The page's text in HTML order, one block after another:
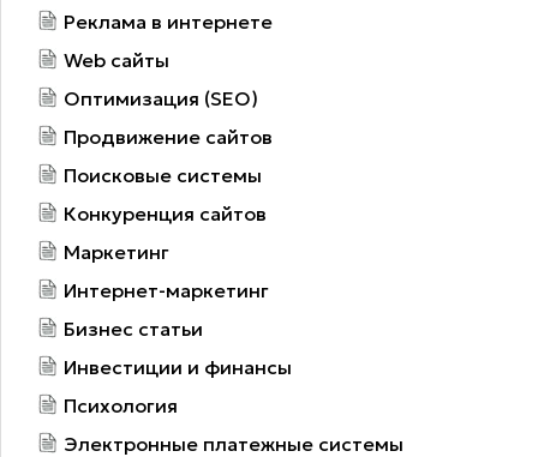
Реклама в интернете
Web сайты
Оптимизация (SEO)
Продвижение сайтов
Поисковые системы
Конкуренция сайтов
Маркетинг
Интернет-маркетинг
Бизнес статьи
Инвестиции и финансы
Психология
Электронные платежные системы